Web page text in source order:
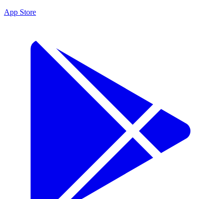
App Store